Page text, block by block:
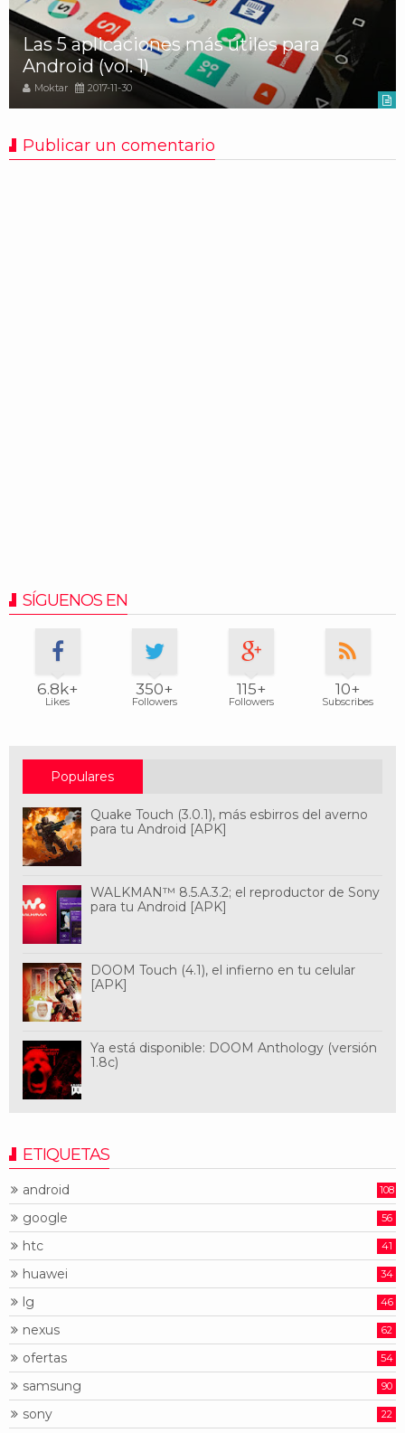
Las 5 aplicaciones más útiles para
Android (vol. 1)
Moktar 2017-11-30
Publicar un comentario
SÍGUENOS EN
6.8k+
Likes
350+
Followers
115+
Followers
10+
Subscribes
Populares
Quake Touch (3.0.1), más esbirros del averno
para tu Android [APK]
WALKMAN™ 8.5.A.3.2; el reproductor de Sony
para tu Android [APK]
DOOM Touch (4.1), el infierno en tu celular
[APK]
Ya está disponible: DOOM Anthology (versión
1.8c)
ETIQUETAS
android 108
google 56
htc 41
huawei 34
lg 46
nexus 62
ofertas 54
samsung 90
sony 22